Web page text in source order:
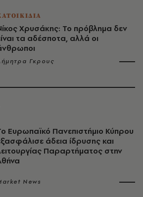
Χρυσάκης: Το πρόβλημα δεν
τα αδέσποτα, αλλά οι
Γκρους
Ευρωπαϊκό Πανεπιστήμιο Κύπρου
άδεια ίδρυσης και
Παραρτήματος στην
News